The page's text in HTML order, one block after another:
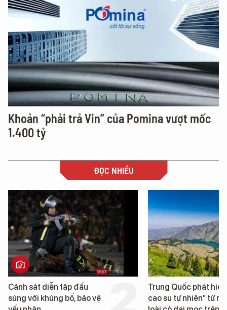
Khoản “phải trả Vin” của Pomina vượt mốc
1.400 tỷ
ĐỌC NHIỀU
Trung Quốc phát hiện “mỏ
cao su tự nhiên” từ một
Loạt dự án bất động
Đà Nẵng sắp bị kiểm